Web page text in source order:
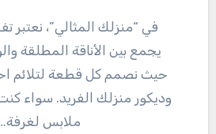
في “منزلك المثالي”، نعتبر تفصيل خزائن فناً
يجمع بين الأناقة المطلقة
حيث نصمم كل قطعة لتلائم
وديكور منزلك الفريد. سواء
ملابس